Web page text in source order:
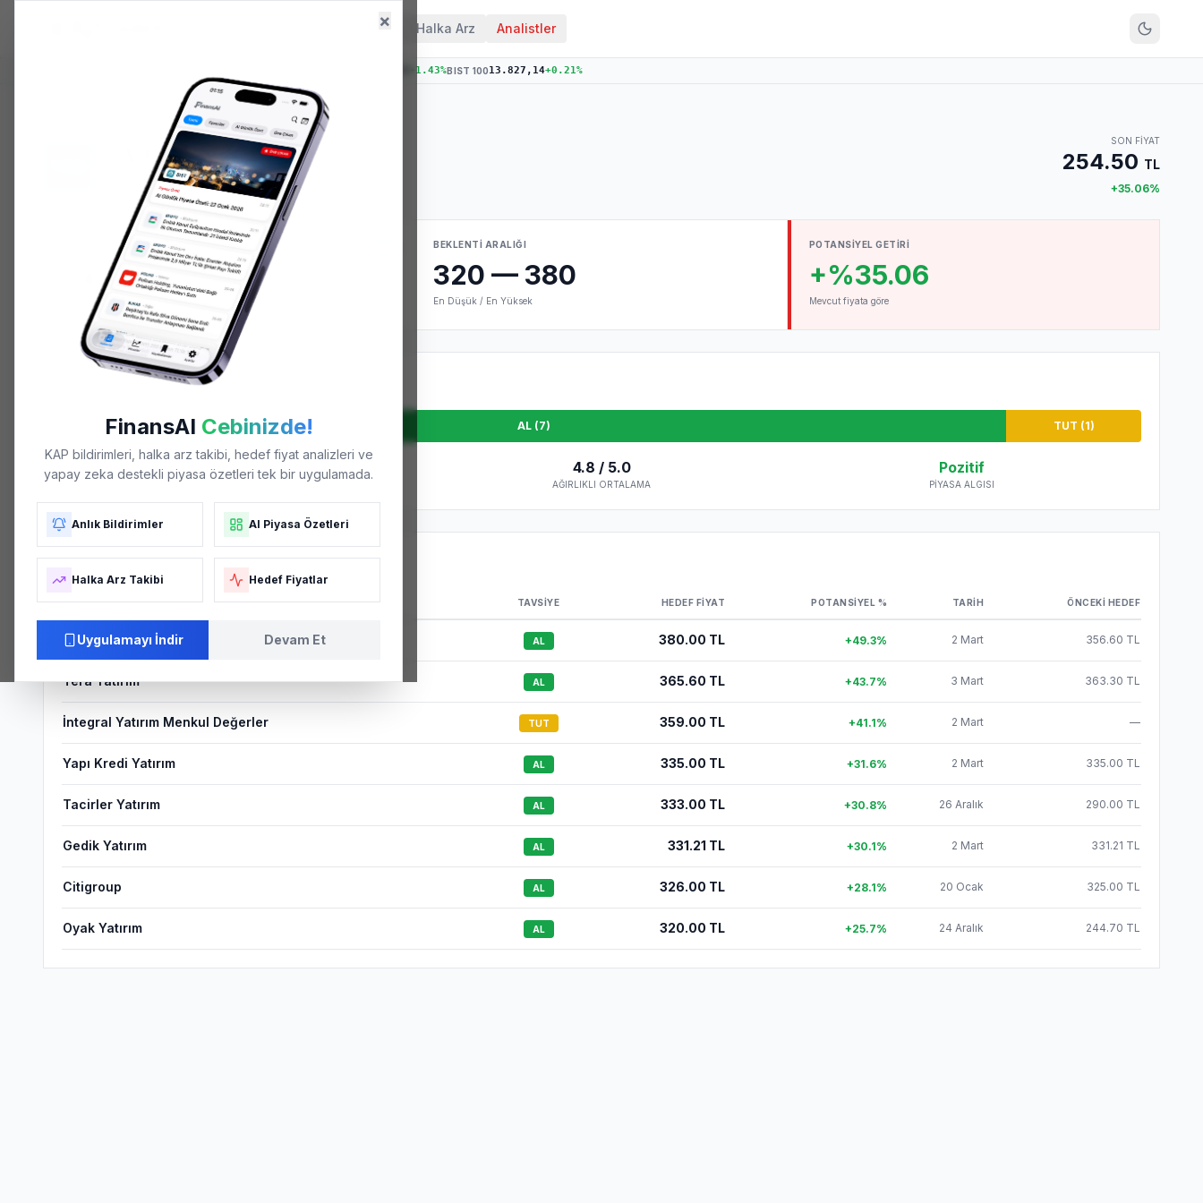
Hisseler Halka Arz Analistler
1.43%BIST 10013.827,14+0.21%
×
FinansAI Cebinizde!
KAP bildirimleri, halka arz takibi, hedef fiyat analizleri ve
yapay zeka destekli piyasa özetleri tek bir uygulamada.
Anlık Bildirimler AI Piyasa Özetleri
Halka Arz Takibi Hedef Fiyatlar
Uygulamayı İndir Devam Et
ANALISTLER TABGD
TABGD
Kurum Tarafından Takip Ediliyor
SON FIYAT
254.50 TL
+35.06%
ORTALAMA HEDEF
343.73TL
Kurumun Ortalaması
BEKLENTI ARALIĞI
320 — 380
En Düşük / En Yüksek
POTANSIYEL GETIRI
+%35.06
Mevcut fiyata göre
Analist Tavsiye Dağılımı
AL (7) TUT (1)
Strong Buy 4.8 / 5.0
AĞIRLIKLI ORTALAMA
Pozitif
PIYASA ALGISI
Aracı Kurum Tahminleri
ARACI KURUM TAVSIYE HEDEF FIYAT POTANSIYEL % TARIH ÖNCEKI HEDEF
Deniz Yatırım AL 380.00 TL +49.3% 2 Mart 356.60 TL
Tera Yatırım AL 365.60 TL +43.7% 3 Mart 363.30 TL
İntegral Yatırım Menkul Değerler TUT 359.00 TL +41.1% 2 Mart —
Yapı Kredi Yatırım AL 335.00 TL +31.6% 2 Mart 335.00 TL
Tacirler Yatırım AL 333.00 TL +30.8% 26 Aralık 290.00 TL
Gedik Yatırım AL 331.21 TL +30.1% 2 Mart 331.21 TL
Citigroup AL 326.00 TL +28.1% 20 Ocak 325.00 TL
Oyak Yatırım AL 320.00 TL +25.7% 24 Aralık 244.70 TL